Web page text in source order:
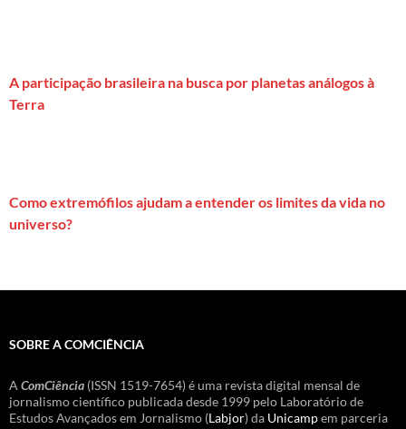
A participação brasileira na busca por planetas análogos à
Terra
Como extremófilos ajudam a entender os limites da vida no
universo?
SOBRE A COMCIÊNCIA
A ComCiência (ISSN 1519-7654) é uma revista digital mensal de
jornalismo científico publicada desde 1999 pelo Laboratório de
Estudos Avançados em Jornalismo (Labjor) da Unicampem parceria